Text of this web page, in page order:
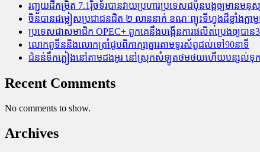
រញ្ជួយដីកម្រិត​ 7.1រ៉ិចទ័របានវាយប្រហារប្រទេសជប៉ុនបង្កឲ្យមានមនុស្
ចិនបានជម្លៀសប្រជាជនជិត ២ លាននាក់ ខណៈព្យុះទីហ្វុងដ៏ខ្លាំង
ប្រទេសជាសមាជិក OPEC+​ ពួកគេនឹងបង្កើនការផលិតប្រេងឲ្យបាន
លោកពូទីននិងលោកត្រាំជូបពិភាក្សាគ្នារតាមទូរស័ព្ធដល់ទៅ90នាទី
ជំនន់​ទឹកភ្លៀង​នៅ​តាម​ដងអូរ​ នៅ​ស្រុក​សំឡូត​ថមថយ​ហើយ​បន្សល់​ទុក​កា
Recent Comments
No comments to show.
Archives